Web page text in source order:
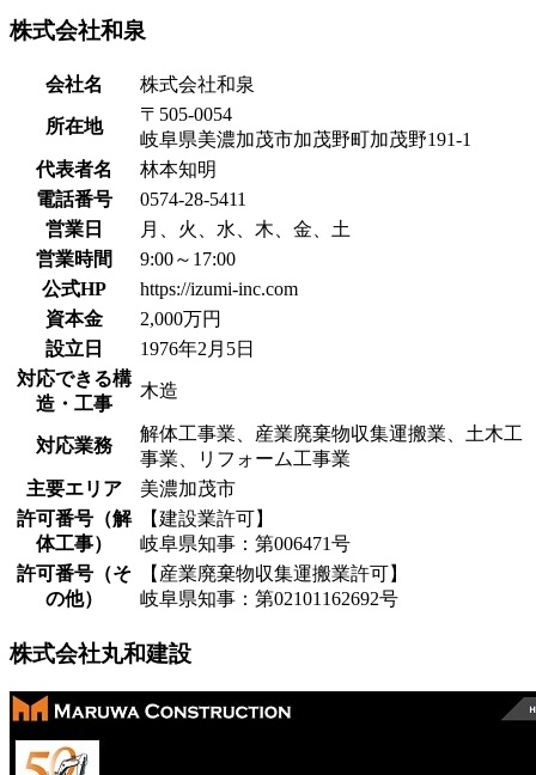
株式会社和泉
会社名 株式会社和泉
所在地
〒505-0054
岐阜県美濃加茂市加茂野町加茂野191-1
代表者名
林本知明
電話番号
0574-28-5411
営業日
月、火、水、木、金、土
営業時間
9:00～17:00
公式HP
https://izumi-inc.com
資本金
2,000万円
設立日
1976年2月5日
対応できる構
造・工事
木造
対応業務
解体工事業、産業廃棄物収集運搬業、土木工
事業、リフォーム工事業
主要エリア
美濃加茂市
許可番号（解
体工事）
【建設業許可】
岐阜県知事：第006471号
許可番号（そ
の他）
【産業廃棄物収集運搬業許可】
岐阜県知事：第02101162692号
株式会社丸和建設